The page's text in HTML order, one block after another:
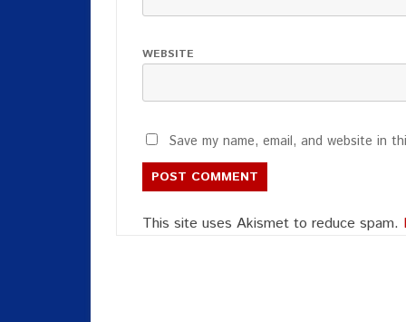
WEBSITE
Save my name, email, and website in
This site uses Akismet to reduce spam.